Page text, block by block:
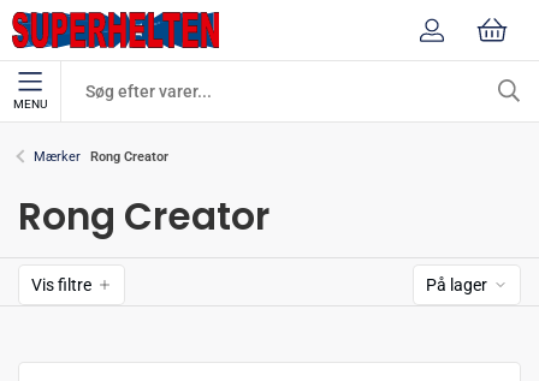
MENU
Mærker Rong Creator
Rong Creator
Vis filtre På lager